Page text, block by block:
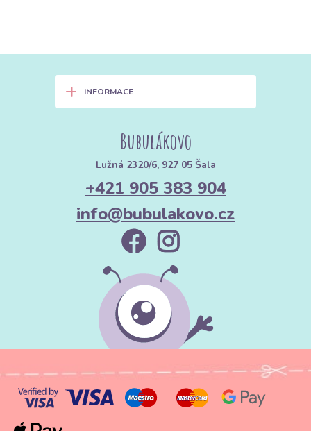
+ INFORMACE
Bubulákovo
Lužná 2320/6, 927 05 Šala
+421 905 383 904
info@bubulakovo.cz